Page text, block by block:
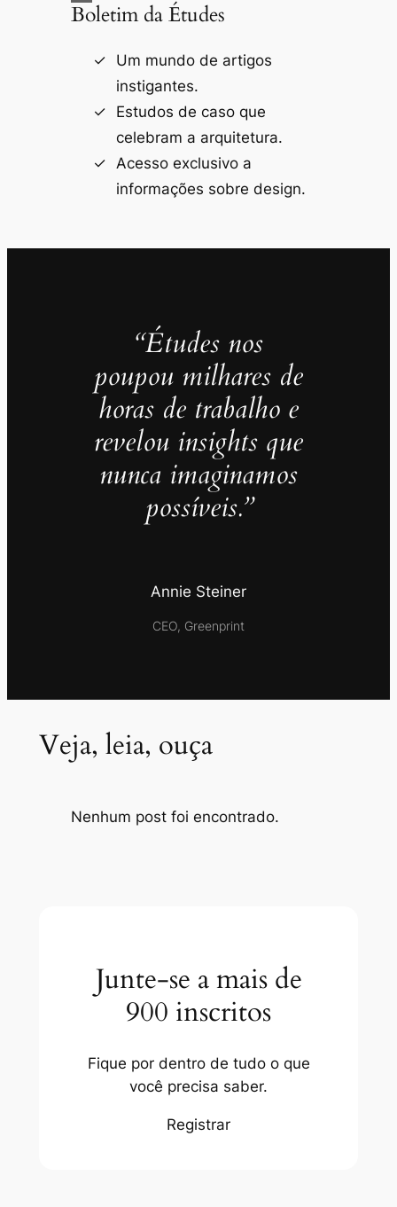
Boletim da Études
Um mundo de artigos
instigantes.
Estudos de caso que
celebram a arquitetura.
Acesso exclusivo a
informações sobre design.
“Études nos
poupou milhares de
horas de trabalho e
revelou insights que
nunca imaginamos
possíveis.”
Annie Steiner
CEO, Greenprint
Veja, leia, ouça
Nenhum post foi encontrado.
Junte-se a mais de
900 inscritos
Fique por dentro de tudo o que
você precisa saber.
Registrar